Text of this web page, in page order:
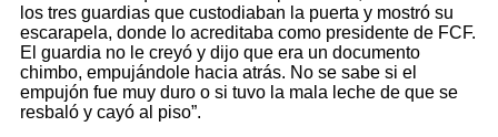
los tres guardias que custodiaban la puerta y mostró su
escarapela, donde lo acreditaba como presidente de FCF.
El guardia no le creyó y dijo que era un documento
chimbo, empujándole hacia atrás. No se sabe si el
empujón fue muy duro o si tuvo la mala leche de que se
resbaló y cayó al piso”.